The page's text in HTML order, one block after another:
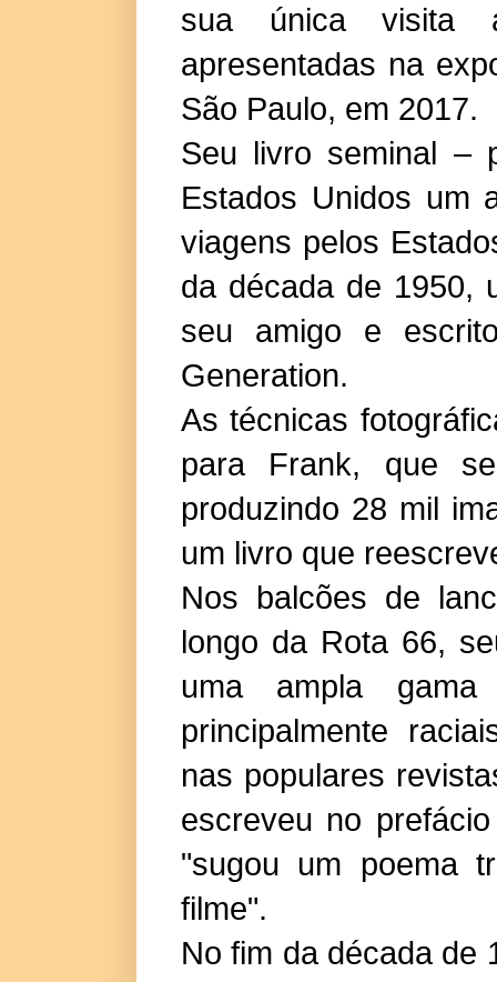
sua única visita
apresentadas na
São Paulo, em 2017.
Seu livro seminal –
Estados Unidos um
viagens pelos
da década de 1950,
seu amigo e
Generation.
As técnicas
para Frank, que
produzindo 28 mil
um livro que
Nos balcões de
longo da Rota 66,
uma ampla gama
principalmente
nas populares
escreveu no
"sugou um poema
filme".
No fim da década de